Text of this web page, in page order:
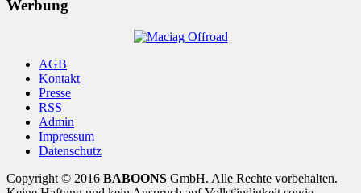
Werbung
AGB
Kontakt
Presse
RSS
Admin
Impressum
Datenschutz
Copyright © 2016 BABOONS GmbH. Alle Rechte vorbehalten.